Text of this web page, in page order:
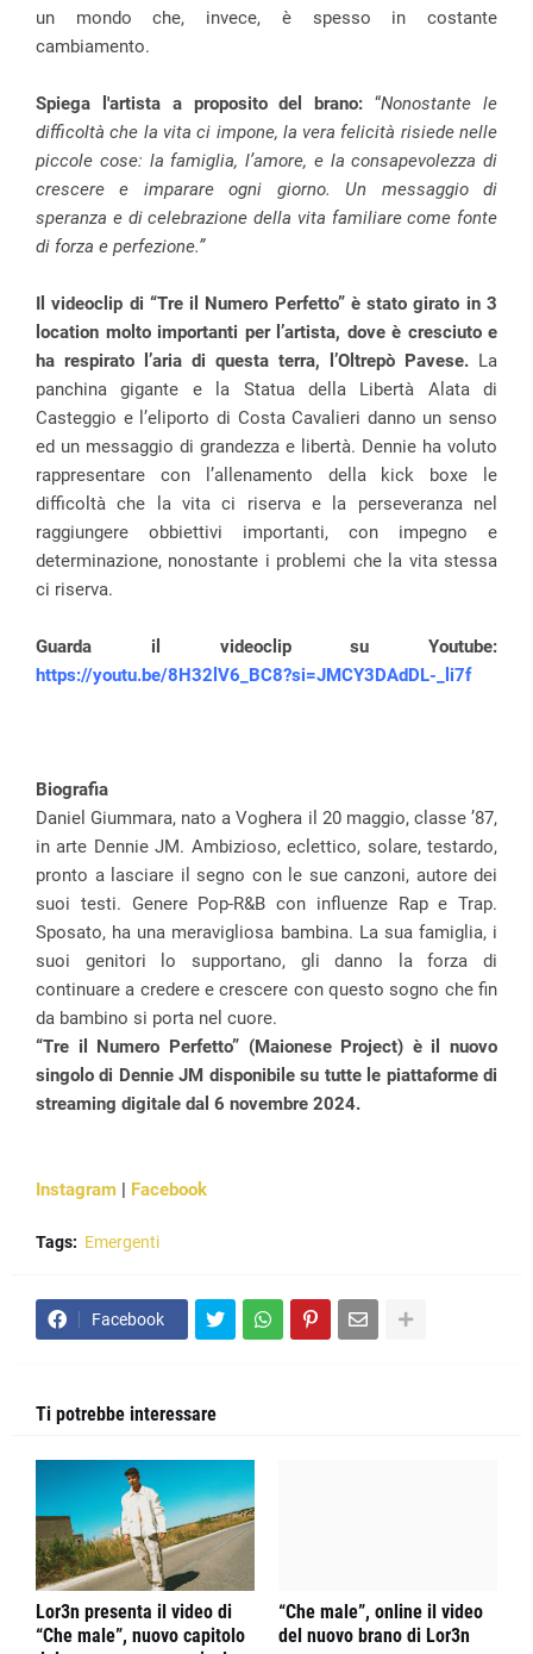
un mondo che, invece, è spesso in costante
cambiamento.
Spiega l'artista a proposito del brano:“Nonostante le
difficoltà che la vita ci impone, la vera felicità risiede nelle
piccole cose: la famiglia, l’amore, e la consapevolezza di
crescere e imparare ogni giorno. Un messaggio di
speranza e di celebrazione della vita familiare come fonte
di forza e perfezione.”
Il videoclip di “Tre il Numero Perfetto” è stato girato in 3
location molto importanti per l’artista, dove è cresciuto e
ha respirato l’aria di questa terra, l’Oltrepò Pavese. La
panchina gigante e la Statua della Libertà Alata di
Casteggio e l’eliporto di Costa Cavalieri danno un senso
ed un messaggio di grandezza e libertà. Dennie ha voluto
rappresentare con l’allenamento della kick boxe le
difficoltà che la vita ci riserva e la perseveranza nel
raggiungere obbiettivi importanti, con impegno e
determinazione, nonostante i problemi che la vita stessa
ci riserva.
Guarda il videoclip su Youtube:
https://youtu.be/8H32lV6_BC8?si=JMCY3DAdDL-_li7f
Biografia
Daniel Giummara, nato a Voghera il 20 maggio, classe ’87,
in arte Dennie JM. Ambizioso, eclettico, solare, testardo,
pronto a lasciare il segno con le sue canzoni, autore dei
suoi testi. Genere Pop-R&B con influenze Rap e Trap.
Sposato, ha una meravigliosa bambina. La sua famiglia, i
suoi genitori lo supportano, gli danno la forza di
continuare a credere e crescere con questo sogno che fin
da bambino si porta nel cuore.
“Tre il Numero Perfetto” (Maionese Project) è il nuovo
singolo di Dennie JM disponibile su tutte le piattaforme di
streaming digitale dal 6 novembre 2024.
Instagram | Facebook
Tags: Emergenti
Facebook
Ti potrebbe interessare
Lor3n presenta il video di
“Che male”, nuovo capitolo
“Che male”, online il video
del nuovo brano di Lor3n